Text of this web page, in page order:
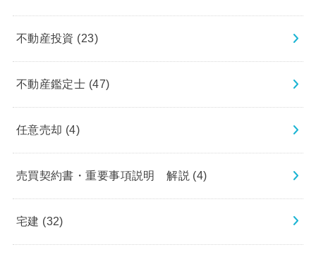
不動産投資 (23)
不動産鑑定士 (47)
任意売却 (4)
売買契約書・重要事項説明 解説 (4)
宅建 (32)